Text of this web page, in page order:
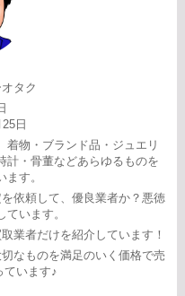
タク
日
着物・ブランド品・ジュエリ
計・骨董などあらゆるものを
ます。
依頼して、優良業者か？悪徳
います。
業者だけを紹介しています！
なものを満足のいく価格で売
ています♪